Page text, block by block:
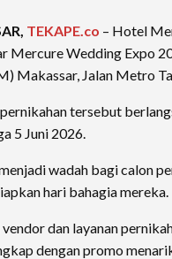
TEKAPE.co – Hotel
Mercure Wedding Expo
Makassar, Jalan Metro
tersebut
5 Juni 2026.
wadah bagi calon
hari bahagia mereka.
dan layanan
dengan promo